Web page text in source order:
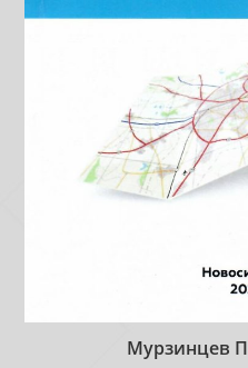
Мурзинцев